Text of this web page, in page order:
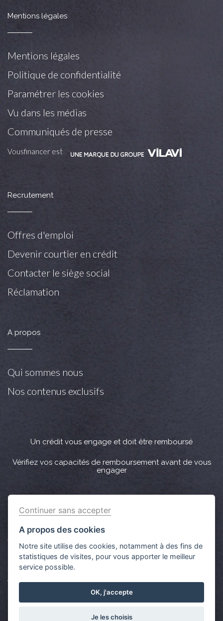
Mentions légales
Mentions légales
Politique de confidentialité
Paramétrer les cookies
Vu dans les médias
Communiqués de presse
Vousfinancer est
Recrutement
Offres d'emploi
Devenir courtier en crédit
Contacter le siège social
Réclamation
A propos
Qui sommes nous
Nos contenus exclusifs
Un crédit vous engage et doit être remboursé
Vérifiez vos capacités de remboursement avant de vous
engager
Crédit immobilier : Vous bénéficiez d’un délai légal de
réflexion de 10 jours. Lorsque la vente est subordonnée à
l'obtention d’un prêt et si celui-ci n’est pas obtenu, le
vendeur doit rembourser les sommes versées par
l'acquéreur.
Aucun versement de quelque nature que ce soit ne peut
être exigé d’un particulier avant l’obtention d’un ou
plusieurs prêts d'argent.
Continuer sans accepter
A propos des cookies
Notre site utilise des cookies, notamment à des fins de
statistiques de visites, pour vous apporter le meilleur
service possible.
OK, j'accepte
Je les choisis